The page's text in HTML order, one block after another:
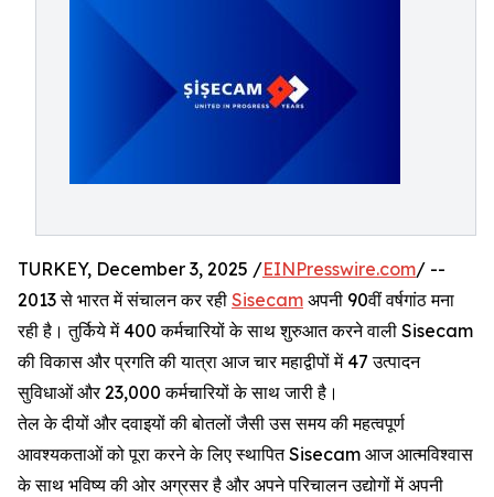
TURKEY, December 3, 2025 /EINPresswire.com/ --
2013 से भारत में संचालन कर रही Sisecam अपनी 90वीं वर्षगांठ मना
रही है। तुर्किये में 400 कर्मचारियों के साथ शुरुआत करने वाली Sisecam
की विकास और प्रगति की यात्रा आज चार महाद्वीपों में 47 उत्पादन
सुविधाओं और 23,000 कर्मचारियों के साथ जारी है।
तेल के दीयों और दवाइयों की बोतलों जैसी उस समय की महत्वपूर्ण
आवश्यकताओं को पूरा करने के लिए स्थापित Sisecam आज आत्मविश्वास
के साथ भविष्य की ओर अग्रसर है और अपने परिचालन उद्योगों में अपनी